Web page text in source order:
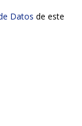
Datos de este